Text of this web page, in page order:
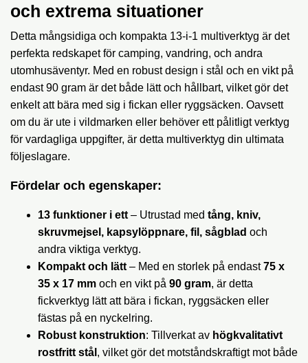
och extrema situationer
Detta mångsidiga och kompakta 13-i-1 multiverktyg är det
perfekta redskapet för camping, vandring, och andra
utomhusäventyr. Med en robust design i stål och en vikt på
endast 90 gram är det både lätt och hållbart, vilket gör det
enkelt att bära med sig i fickan eller ryggsäcken. Oavsett
om du är ute i vildmarken eller behöver ett pålitligt verktyg
för vardagliga uppgifter, är detta multiverktyg din ultimata
följeslagare.
Fördelar och egenskaper:
13 funktioner i ett– Utrustad med tång, kniv,
skruvmejsel, kapsylöppnare, fil, sågblad och
andra viktiga verktyg.
Kompakt och lätt– Med en storlek på endast75 x
35 x 17 mm och en vikt på 90 gram, är detta
fickverktyg lätt att bära i fickan, ryggsäcken eller
fästas på en nyckelring.
Robust konstruktion: Tillverkat av högkvalitativt
rostfritt stål , vilket gör det motståndskraftigt mot både